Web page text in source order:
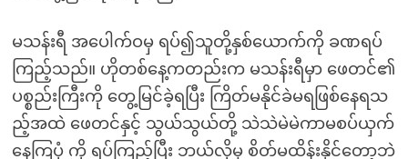
မသန်းရီ အပေါက်ဝမှ ရပ်၍သူတို့နှစ်ယောက်ကို ခဏရပ်
ကြည့်သည်။ ဟိုတစ်နေ့ကတည်းက မသန်းရီမှာ ဖေတင်၏
ပစ္စည်းကြီးကို တွေ့မြင်ခဲ့ရပြီး ကြိတ်မနိုင်ခဲမရဖြစ်နေရသ
ည့်အထဲ ဖေတင်နှင့် သွယ်သွယ်တို့ သဲသဲမဲမဲကာမစပ်ယှက်
နေကြပုံ ကို ရပ်ကြည့်ပြီး ဘယ်လိုမှ စိတ်မထိန်းနိုင်တော့ဘဲ